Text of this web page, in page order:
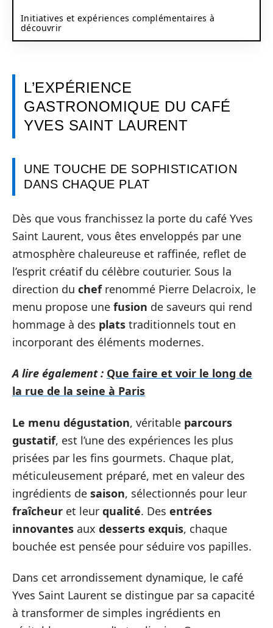
Initiatives et expériences complémentaires à
découvrir
L’EXPÉRIENCE
GASTRONOMIQUE DU CAFÉ
YVES SAINT LAURENT
UNE TOUCHE DE SOPHISTICATION
DANS CHAQUE PLAT
Dès que vous franchissez la porte du café Yves
Saint Laurent, vous êtes enveloppés par une
atmosphère chaleureuse et raffinée, reflet de
l’esprit créatif du célèbre couturier. Sous la
direction du chefrenommé Pierre Delacroix, le
menu propose une fusion de saveurs qui rend
hommage à des plats traditionnels tout en
incorporant des éléments modernes.
A lire également : Que faire et voir le long de
la rue de la seine à Paris
Le menu dégustation, véritable parcours
gustatif, est l’une des expériences les plus
prisées par les fins gourmets. Chaque plat,
méticuleusement préparé, met en valeur des
ingrédients de saison, sélectionnés pour leur
fraîcheur et leur qualité. Des entrées
innovantes aux desserts exquis, chaque
bouchée est pensée pour séduire vos papilles.
Dans cet arrondissement dynamique, le café
Yves Saint Laurent se distingue par sa capacité
à transformer de simples ingrédients en